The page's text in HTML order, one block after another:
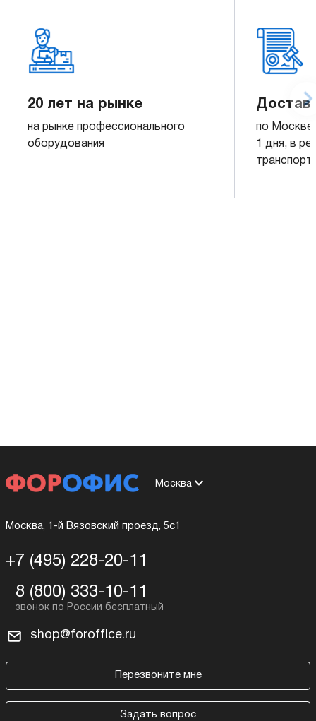
20 лет на рынке
на рынке профессионального
оборудования
по
1 дня, в
Москва
Москва, 1-й Вязовский проезд, 5с1
+7 (495) 228-20-11
8 (800) 333-10-11
shop@foroffice.ru
Перезвоните мне
Задать вопрос